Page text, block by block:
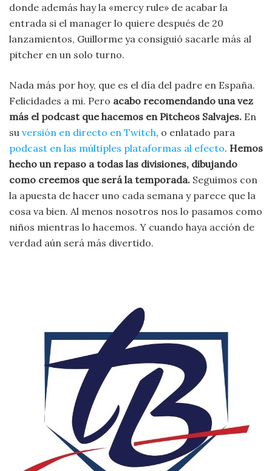
donde además hay la «mercy rule» de acabar la
entrada si el manager lo quiere después de 20
lanzamientos, Guillorme ya consiguió sacarle más al
pitcher en un solo turno.
Nada más por hoy, que es el día del padre en España.
Felicidades a mi. Pero acabo recomendando una vez
más el podcast que hacemos en Pitcheos Salvajes. En
su versión en directo en Twitch, o enlatado para
podcast en las múltiples plataformas al efecto. Hemos
hecho un repaso a todas las divisiones, dibujando
como creemos que será la temporada. Seguimos con
la apuesta de hacer uno cada semana y parece que la
cosa va bien. Al menos nosotros nos lo pasamos como
niños mientras lo hacemos. Y cuando haya acción de
verdad aún será más divertido.